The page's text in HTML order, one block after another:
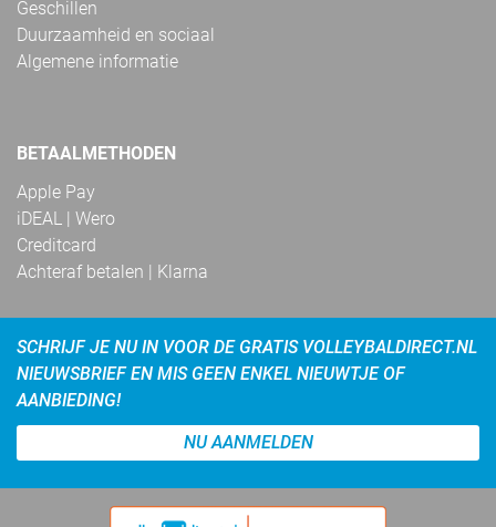
Geschillen
Duurzaamheid en sociaal
Algemene informatie
BETAALMETHODEN
Apple Pay
iDEAL | Wero
Creditcard
Achteraf betalen | Klarna
SCHRIJF JE NU IN VOOR DE GRATIS VOLLEYBALDIRECT.NL
NIEUWSBRIEF EN MIS GEEN ENKEL NIEUWTJE OF
AANBIEDING!
NU AANMELDEN